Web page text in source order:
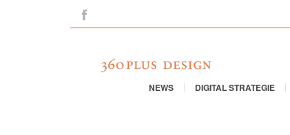
NEWS DIGITAL STRATEGIE